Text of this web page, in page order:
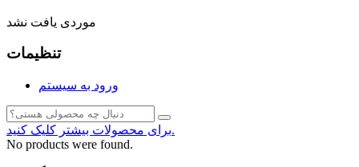
موردی یافت نشد
تنظیمات
ورود به سیستم
برای محصولات بیشتر کلیک کنید.
No products were found.